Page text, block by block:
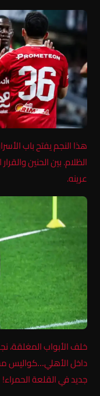
هذا النجم يفتح باب
الظلام. بين الحنين
عرينه.
خلف الأبواب المغلقة،
داخل الأهلي…كواليس
جديد في القلعة الحمراء!